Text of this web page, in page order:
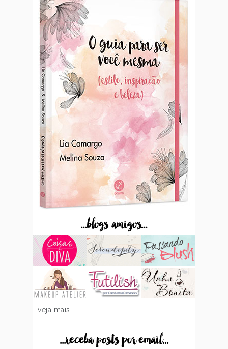
...blogs amigos...
veja mais...
...receba posts por email...